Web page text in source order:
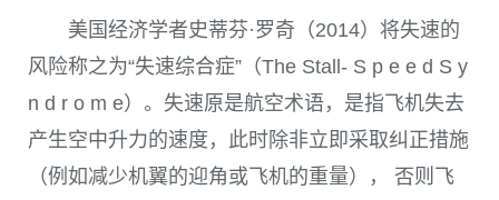
美国经济学者史蒂芬·罗奇（2014）将失速的
风险称之为“失速综合症”（The Stall- S p e e d S y
n d r o m e）。失速原是航空术语，是指飞机失去
产生空中升力的速度，此时除非立即采取纠正措施
（例如减少机翼的迎角或飞机的重量）， 否则飞